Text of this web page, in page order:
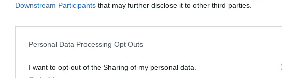
Downstream Participants that may further disclose it to other third parties.
Personal Data Processing Opt Outs
I want to opt-out of the Sharing of my personal data.